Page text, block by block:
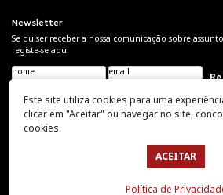
Este site utiliza cookies para uma
clicar em "Aceitar" ou navegar no site,
cookies.
ACEITAR
Política de
Newsletter
Se quiser receber a nossa comunicação sobre
registe-se aqui
nome
email